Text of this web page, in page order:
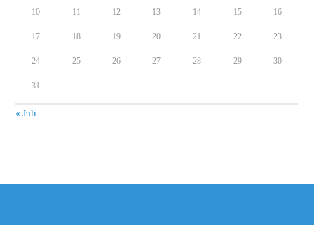
10 11 12 13 14 15 16
17 18 19 20 21 22 23
24 25 26 27 28 29 30
31
« Juli